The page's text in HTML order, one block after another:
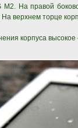
M2. На правой
На верхнем торце
корпуса